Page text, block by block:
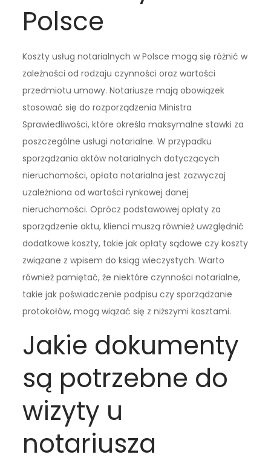
Polsce
Koszty usług notarialnych w Polsce mogą się różnić w
zależności od rodzaju czynności oraz wartości
przedmiotu umowy. Notariusze mają obowiązek
stosować się do rozporządzenia Ministra
Sprawiedliwości, które określa maksymalne stawki za
poszczególne usługi notarialne. W przypadku
sporządzania aktów notarialnych dotyczących
nieruchomości, opłata notarialna jest zazwyczaj
uzależniona od wartości rynkowej danej
nieruchomości. Oprócz podstawowej opłaty za
sporządzenie aktu, klienci muszą również uwzględnić
dodatkowe koszty, takie jak opłaty sądowe czy koszty
związane z wpisem do ksiąg wieczystych. Warto
również pamiętać, że niektóre czynności notarialne,
takie jak poświadczenie podpisu czy sporządzanie
protokołów, mogą wiązać się z niższymi kosztami.
Jakie dokumenty
są potrzebne do
wizyty u
notariusza